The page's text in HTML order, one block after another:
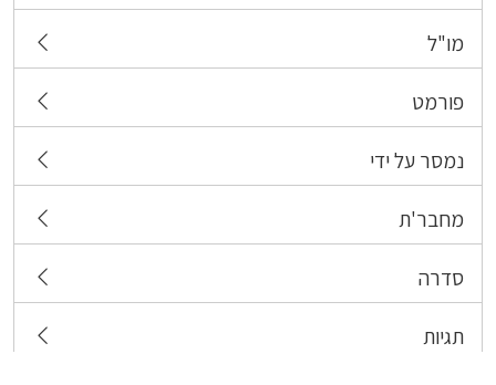
מו"ל
פורמט
נמסר על ידי
מחבר'ת
סדרה
תגיות